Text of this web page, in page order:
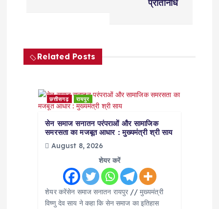
a
v
प्रतिनिधि
Related Posts
छत्तीसगढ़ रायपुर
सेन समाज सनातन परंपराओं और सामाजिक
समरसता का मजबूत आधार : मुख्यमंत्री श्री साय
August 8, 2026
शेयर करें
शेयर करेंसेन समाज सनातन रायपुर // मुख्यमंत्री
विष्णु देव साय ने कहा कि सेन समाज का इतिहास